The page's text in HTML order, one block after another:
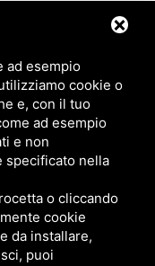
ad esempio
cookie o
e, con il tuo
ad esempio
e non
specificato nella
o cliccando
cookie
da installare,
puoi